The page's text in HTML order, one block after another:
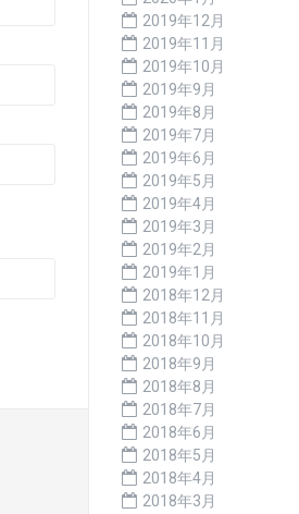
2019年12月
2019年11月
2019年10月
2019年9月
2019年8月
2019年7月
2019年6月
2019年5月
2019年4月
2019年3月
2019年2月
2019年1月
2018年12月
2018年11月
2018年10月
2018年9月
2018年8月
2018年7月
2018年6月
2018年5月
2018年4月
2018年3月